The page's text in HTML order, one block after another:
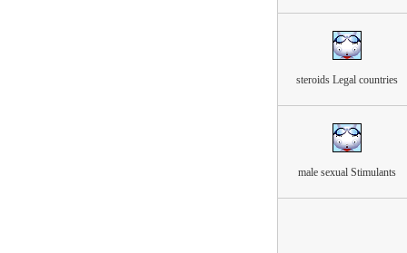
steroids Legal countries
male sexual Stimulants